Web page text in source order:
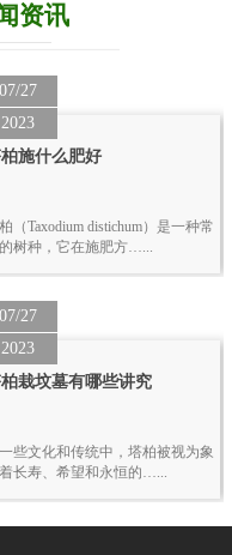
资讯
07/27
2023
施什么肥好
（Taxodium distichum）是一种常
树种，它在施肥方…...
07/27
2023
栽坟墓有哪些讲究
些文化和传统中，塔柏被视为象
长寿、希望和永恒的…...